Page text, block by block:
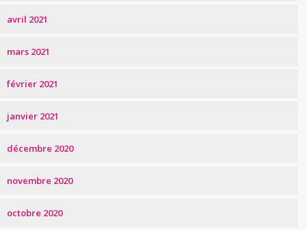
avril 2021
mars 2021
février 2021
janvier 2021
décembre 2020
novembre 2020
octobre 2020